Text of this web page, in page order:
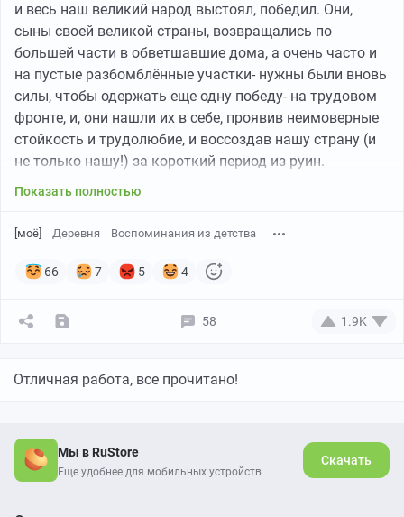
и весь наш великий народ выстоял, победил. Они,
сыны своей великой страны, возвращались по
большей части в обветшавшие дома, а очень часто и
на пустые разбомблённые участки- нужны были вновь
силы, чтобы одержать еще одну победу- на трудовом
фронте, и, они нашли их в себе, проявив неимоверные
стойкость и трудолюбие, и воссоздав нашу страну (и
не только нашу!) за короткий период из руин.
Показать полностью
[моё] Деревня Воспоминания из детства
66 7 5 4
58 1.9K
Отличная работа, все прочитано!
Мы в RuStore
Еще удобнее для мобильных устройств
Скачать